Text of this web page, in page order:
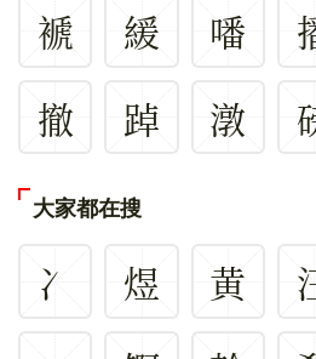
褫 緩 噃
撤
踔 潡
大家都在搜
冫 煜 黄